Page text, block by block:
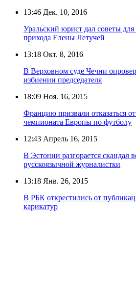
13:46 Дек. 10, 2016
Уральский юрист дал советы для
прихода Елены Летучей
13:18 Окт. 8, 2016
В Верховном суде Чечни
избиении председателя
18:09 Ноя. 16, 2015
Францию призвали отказаться
чемпионата Европы по футболу
12:43 Апрель 16, 2015
В Эстонии разгорается скандал
русскоязычной журналистки
13:18 Янв. 26, 2015
В РБК открестились от
карикатур